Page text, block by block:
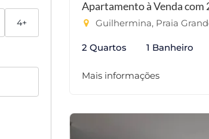
4+
Apartamento à Venda com
Guilhermina, Praia
2 Quartos 1 Banheiro
Mais informações